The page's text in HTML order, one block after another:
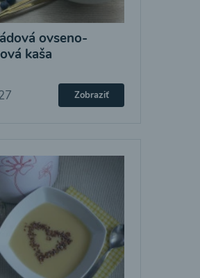
ovseno-
kaša
Zobraziť